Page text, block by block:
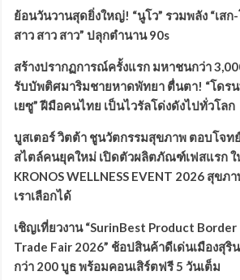
ย้อนวันวานสุดยิ่งใหญ่! “นูโว” รวมพลัง “เสก
สาว สาว สาว” ปลุกตำนาน 90s
สร้างปรากฏการณ์ครั้งแรก มหาชนกว่า
รับบัพติศมาริมชายหาดพัทยา ตื่นตา! “โดร
เยซู” ฝีมือคนไทย เป็นไวรัลโด่งดังไปทั่วโลก
บูสเตอร์ วิตต้า ชูนวัตกรรมสุขภาพ ตอบโจท
สไตล์คนยุคใหม่ เปิดตัวผลิตภัณฑ์เฟสแรก ใ
KRONOS WELLNESS EVENT 2026 สุขภ
เราเลือกได้
เชิญเที่ยวงาน “SurinBest Product Border
Trade Fair 2026” ช้อปสินค้าดีเด่นเมืองสุริ
กว่า 200 บูธ พร้อมคอนเสิร์ตฟรี 5 วันเต็ม